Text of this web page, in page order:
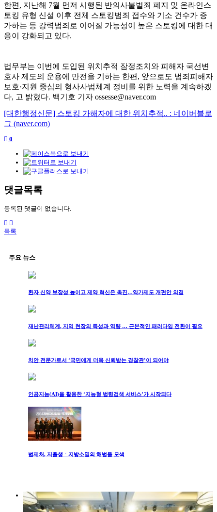
한편 , 지난해 7월 먼저 시행된 반의사불벌죄 폐지 및 온라인스
토킹 유형 신설 이후 전체 스토킹범죄 접수와 기소 건수가 증
가하는 등 강력범죄로 이어질 가능성이 높은 스토킹에 대한 대
응이 강화되고 있다.
법무부는 이번에 도입된 위치추적 잠정조치와 피해자 국선변
호사 제도의 운용에 만전을 기하는 한편 , 앞으로도 범죄피해자
보호·지원 중심의 형사사법체계 정비를 위한 노력을 계속하겠
다, 고 밝혔다. 백기호 기자 ossesse@naver.com
[대한행정신문] 스토킹 가해자에 대한 위치추적.. : 네이버블로
그 (naver.com)
0
댓글목록
등록된 댓글이 없습니다.
목록
주요 뉴스
환자 신약 보장성 높이고 제약 혁신은 촉진…약가제도 개편안 의결
재난관리체계, 지역 현장의 특성과 역량 … 근본적인 패러다임 전환이 필요
치안 전문가로서 ‘국민에게 더욱 신뢰받는 경찰관’이 되어야
인공지능(AI)을 활용한 ‘지능형 법령검색 서비스’가 시작되다
법제처, 저출생ㆍ지방소멸의 해법을 모색